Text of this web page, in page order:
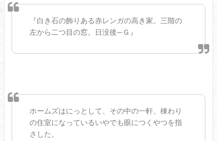
『白き石の飾りある赤レンガの高き家。三階の
左から二つ目の窓。日没後—Ｇ』
ホームズはにっとして、その中の一軒、棟わり
の住室になっているいやでも眼につくやつを指
さした。